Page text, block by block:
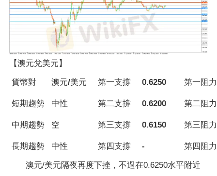
【澳元兌美元】
貨幣對 澳元/美元 第一支撐 0.6250 第一阻力
短期趨勢 中性 第二支撐 0.6200 第二阻力
中期趨勢 空 第三支撐 0.6150 第三阻力
長期趨勢 中性 第四支撐 - 第四阻力
澳元/美元隔夜再度下挫，不過在0.6250水平附近